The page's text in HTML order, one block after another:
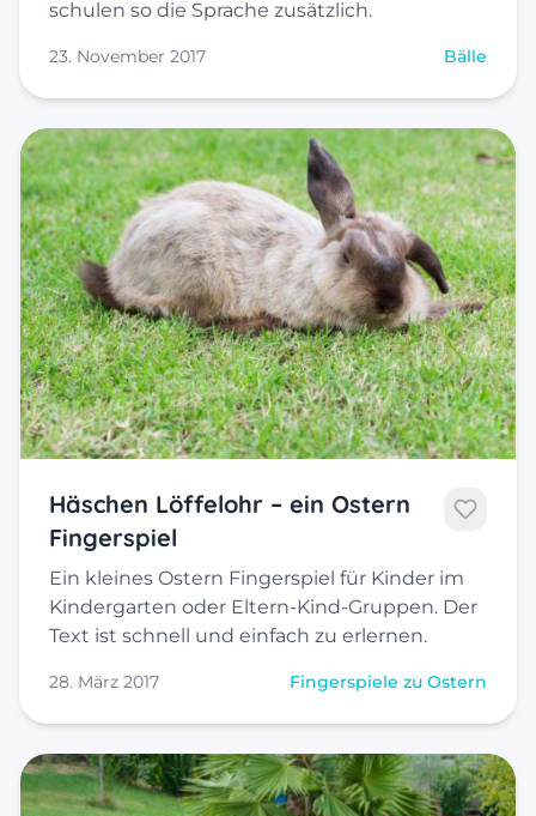
schulen so die Sprache zusätzlich.
23. November 2017 Bälle
Häschen Löffelohr – ein Ostern
Fingerspiel
Ein kleines Ostern Fingerspiel für Kinder im
Kindergarten oder Eltern-Kind-Gruppen. Der
Text ist schnell und einfach zu erlernen.
28. März 2017 Fingerspiele zu Ostern